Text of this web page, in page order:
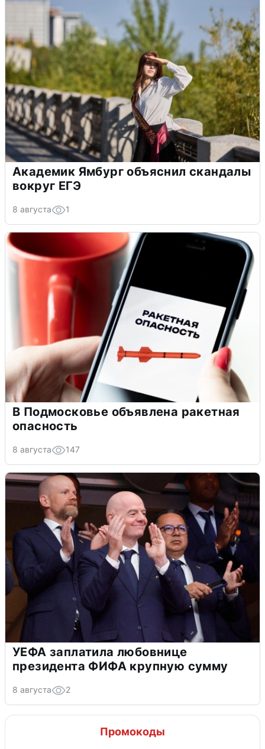
Академик Ямбург объяснил скандалы
вокруг ЕГЭ
8 августа 1
В Подмосковье объявлена ракетная
опасность
8 августа 147
УЕФА заплатила любовнице
президента ФИФА крупную сумму
8 августа 2
Промокоды